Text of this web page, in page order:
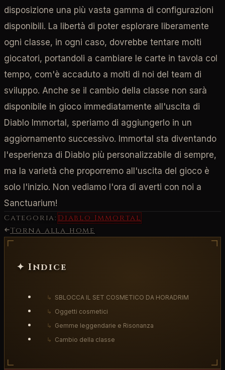
disposizione una più vasta gamma di configurazioni
disponibili. La libertà di poter esplorare liberamente
ogni classe, in ogni caso, dovrebbe tentare molti
giocatori, portandoli a cambiare le carte in tavola col
tempo, com'è accaduto a molti di noi del team di
sviluppo. Anche se il cambio della classe non sarà
disponibile in gioco immediatamente all'uscita di
Diablo Immortal, speriamo di aggiungerlo in un
aggiornamento successivo. Immortal sta diventando
l'esperienza di Diablo più personalizzabile di sempre,
ma la varietà che proporremo all'uscita del gioco è
solo l'inizio. Non vediamo l'ora di averti con noi a
Sanctuarium!
Categoria:Diablo Immortal
Torna alla home
✦ Indice
↳ SBLOCCA IL SET COSMETICO DA HORADRIM
↳ Oggetti cosmetici
↳ Gemme leggendarie e Risonanza
↳ Cambio della classe